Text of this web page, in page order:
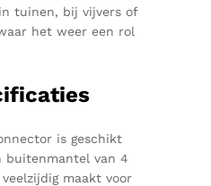
tuinen, bij vijvers of
het weer een rol
is geschikt
buitenmantel van 4
maakt voor